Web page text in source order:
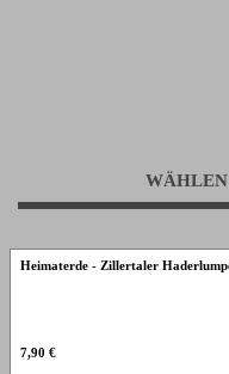
Heimaterde - Zillertaler
7,90 €